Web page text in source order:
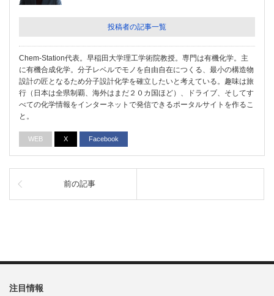
投稿者の記事一覧
Chem-Station代表。早稲田大学理工学術院教授。専門は有機化学。主
に有機合成化学。分子レベルでモノを自由自在につくる、最小の構造物
設計の匠となるため分子設計化学を確立したいと考えている。趣味は旅
行（日本は全県制覇、海外はまだ２０カ国ほど）、ドライブ、そしてす
べての化学情報をインターネットで発信できるポータルサイトを作るこ
と。
WEB X Facebook
前の記事
注目情報